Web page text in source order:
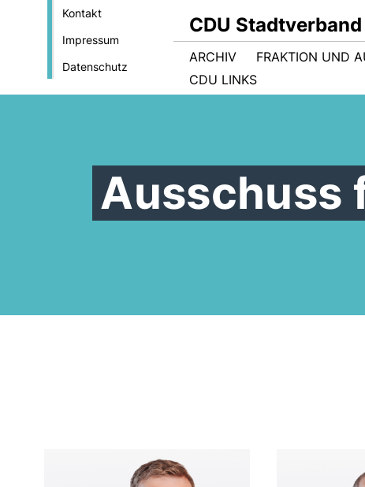
Kontakt
Impressum
Datenschutz
CDU
ARCHIV FRAKTION UND
CDU LINKS
Ausschuss